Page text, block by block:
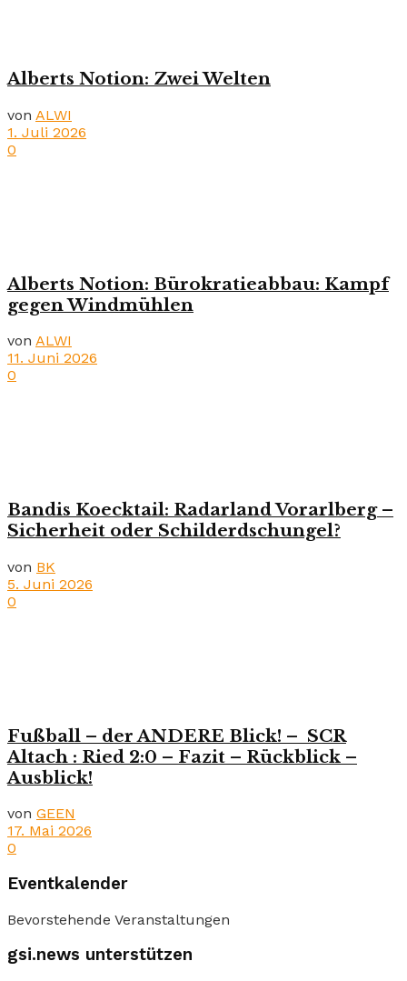
Alberts Notion: Zwei Welten
von ALWI
1. Juli 2026
0
Alberts Notion: Bürokratieabbau: Kampf
gegen Windmühlen
von ALWI
11. Juni 2026
0
Bandis Koecktail: Radarland Vorarlberg –
Sicherheit oder Schilderdschungel?
von BK
5. Juni 2026
0
Fußball – der ANDERE Blick! – SCR
Altach : Ried 2:0 – Fazit – Rückblick –
Ausblick!
von GEEN
17. Mai 2026
0
Eventkalender
Bevorstehende Veranstaltungen
gsi.news unterstützen